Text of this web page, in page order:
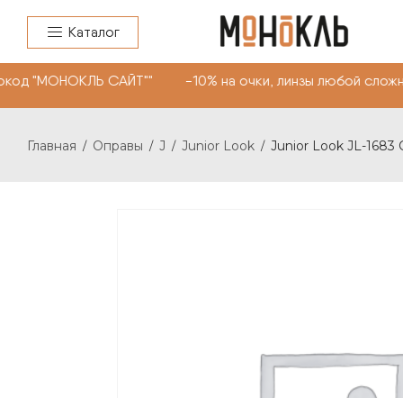
Каталог
САЙТ"" -10% на очки, линзы любой
Главная / Оправы / J / Junior Look / Junior Look JL-1683